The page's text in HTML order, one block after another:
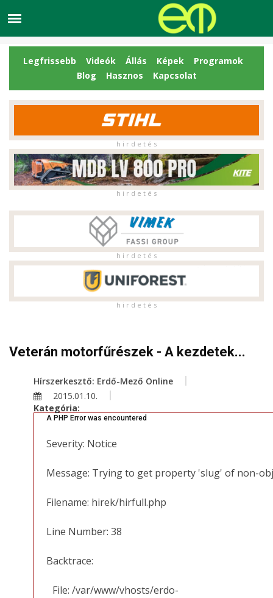
Legfrissebb Videók Állás Képek
Programok
Blog
Hasznos Kapcsolat
h i r d e t é s
h i r d e t é s
h i r d e t é s
h i r d e t é s
Veterán motorfűrészek - A kezdetek...
Hírszerkesztő: Erdő-Mező Online
2015.01.10.
Kategória:
A PHP Error was encountered
Severity: Notice
Message: Trying to get property 'slug' of non-
Filename: hirek/hirfull.php
Line Number: 38
Backtrace:
File: /var/www/vhosts/erdo-